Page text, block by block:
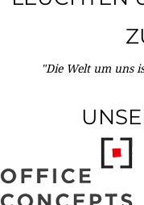
"Die Welt um uns